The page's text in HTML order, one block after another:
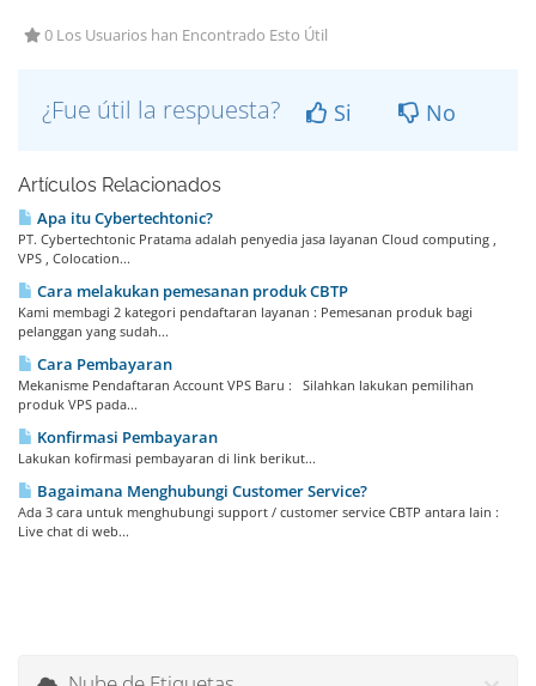
0 Los Usuarios han Encontrado Esto Útil
¿Fue útil la respuesta? Si No
Artículos Relacionados
Apa itu Cybertechtonic?
PT. Cybertechtonic Pratama adalah penyedia jasa layanan Cloud computing ,
VPS , Colocation...
Cara melakukan pemesanan produk CBTP
Kami membagi 2 kategori pendaftaran layanan : Pemesanan produk bagi
pelanggan yang sudah...
Cara Pembayaran
Mekanisme Pendaftaran Account VPS Baru : Silahkan lakukan pemilihan
produk VPS pada...
Konfirmasi Pembayaran
Lakukan kofirmasi pembayaran di link berikut...
Bagaimana Menghubungi Customer Service?
Ada 3 cara untuk menghubungi support / customer service CBTP antara lain :
Live chat di web...